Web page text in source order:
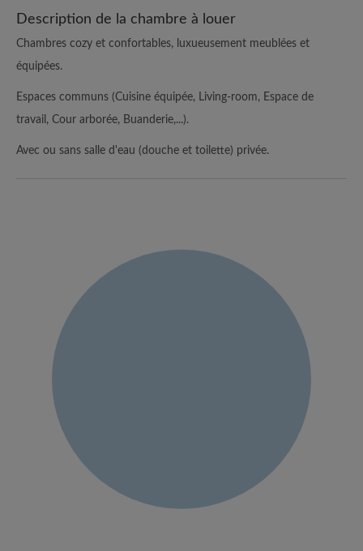
Description de la chambre à louer
Chambres cozy et confortables, luxueusement meublées et
équipées.
Espaces communs (Cuisine équipée, Living-room, Espace de
travail, Cour arborée, Buanderie,...).
Avec ou sans salle d'eau (douche et toilette) privée.